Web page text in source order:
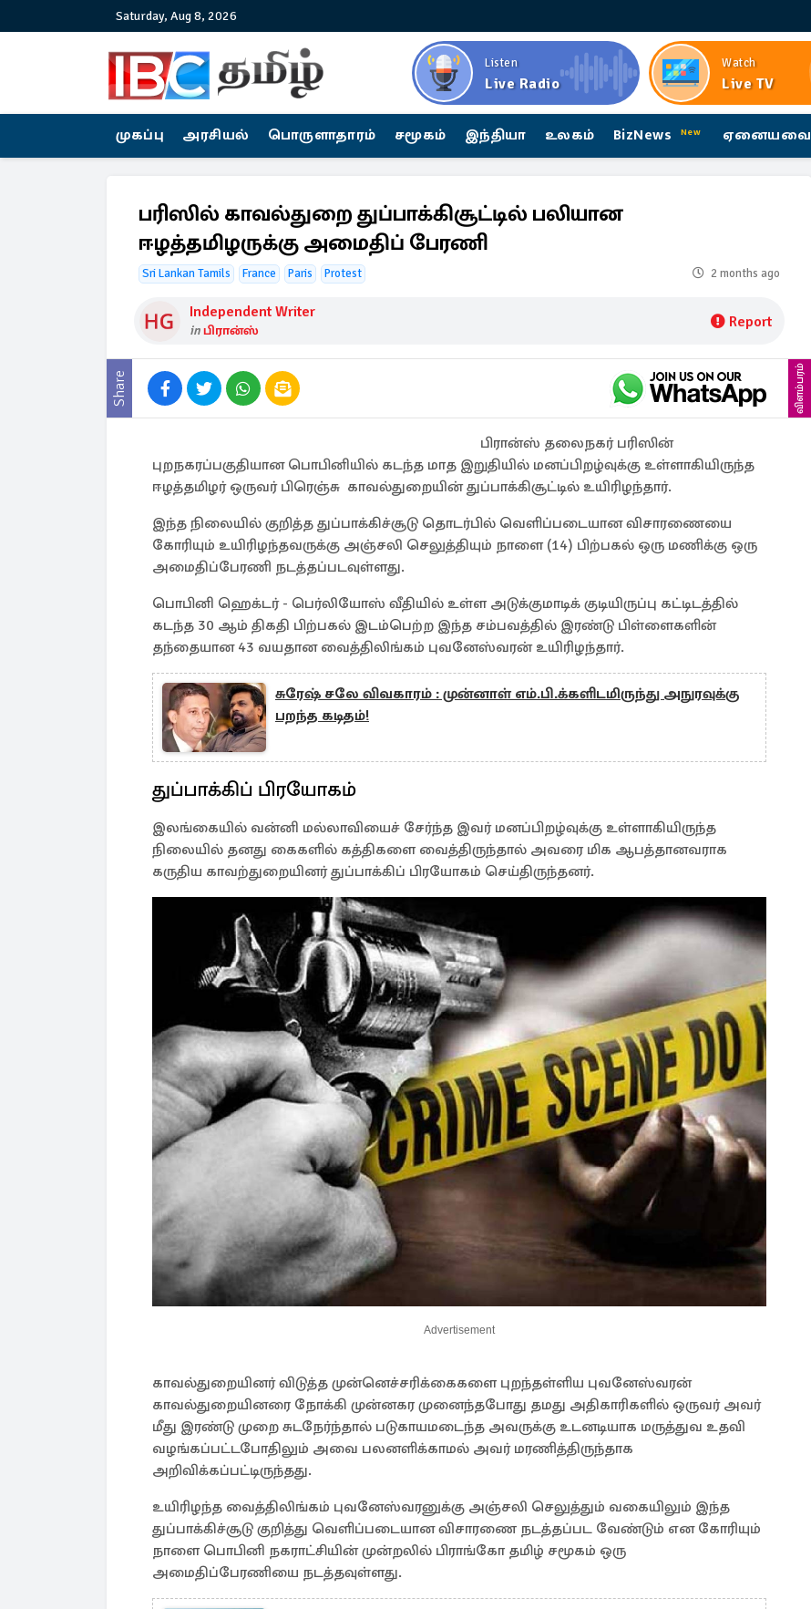
Saturday, Aug 8, 2026
Listen
Live Radio
Watch
Live TV
முகப்பு அரசியல் பொருளாதாரம் சமூகம் இந்தியா உலகம் BizNews New ஏனையவை
பரிஸில் காவல்துறை துப்பாக்கிசூட்டில் பலியான
ஈழத்தமிழருக்கு அமைதிப் பேரணி
Sri Lankan Tamils France Paris Protest 2 months ago
Independent Writer
inபிரான்ஸ் Report
Share விளம்பரம்
பிரான்ஸ் தலைநகர் பரிஸின்
புறநகரப்பகுதியான பொபினியில் கடந்த மாத இறுதியில் மனப்பிறழ்வுக்கு உள்ளாகியிருந்த
ஈழத்தமிழர் ஒருவர் பிரெஞ்சு காவல்துறையின் துப்பாக்கிசூட்டில் உயிரிழந்தார்.
இந்த நிலையில் குறித்த துப்பாக்கிச்சூடு தொடர்பில் வெளிப்படையான விசாரணையை
கோரியும் உயிரிழந்தவருக்கு அஞ்சலி செலுத்தியும் நாளை (14) பிற்பகல் ஒரு மணிக்கு ஒரு
அமைதிப்பேரணி நடத்தப்படவுள்ளது.
பொபினி ஹெக்டர் - பெர்லியோஸ் வீதியில் உள்ள அடுக்குமாடிக் குடியிருப்பு கட்டிடத்தில்
கடந்த 30 ஆம் திகதி பிற்பகல் இடம்பெற்ற இந்த சம்பவத்தில் இரண்டு பிள்ளைகளின்
தந்தையான 43 வயதான வைத்திலிங்கம் புவனேஸ்வரன் உயிரிழந்தார்.
சுரேஷ் சலே விவகாரம் : முன்னாள் எம்.பி.க்களிடமிருந்து அநுரவுக்கு
பறந்த கடிதம்!
துப்பாக்கிப் பிரயோகம்
இலங்கையில் வன்னி மல்லாவியைச் சேர்ந்த இவர் மனப்பிறழ்வுக்கு உள்ளாகியிருந்த
நிலையில் தனது கைகளில் கத்திகளை வைத்திருந்தால் அவரை மிக ஆபத்தானவராக
கருதிய காவற்துறையினர் துப்பாக்கிப் பிரயோகம் செய்திருந்தனர்.
Advertisement
காவல்துறையினர் விடுத்த முன்னெச்சரிக்கைகளை புறந்தள்ளிய புவனேஸ்வரன்
காவல்துறையினரை நோக்கி முன்னகர முனைந்தபோது தமது அதிகாரிகளில் ஒருவர் அவர்
மீது இரண்டு முறை சுடநேர்ந்தால் படுகாயமடைந்த அவருக்கு உடனடியாக மருத்துவ உதவி
வழங்கப்பட்டபோதிலும் அவை பலனளிக்காமல் அவர் மரணித்திருந்தாக
அறிவிக்கப்பட்டிருந்தது.
உயிரிழந்த வைத்திலிங்கம் புவனேஸ்வரனுக்கு அஞ்சலி செலுத்தும் வகையிலும் இந்த
துப்பாக்கிச்சூடு குறித்து வெளிப்படையான விசாரணை நடத்தப்பட வேண்டும் என கோரியும்
நாளை பொபினி நகராட்சியின் முன்றலில் பிராங்கோ தமிழ் சமூகம் ஒரு
அமைதிப்பேரணியை நடத்தவுள்ளது.